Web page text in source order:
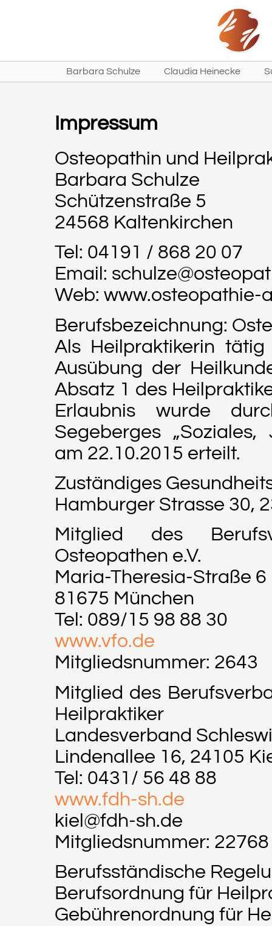
Barbara Schulze Claudia Heinecke
Impressum
Osteopathin und
Barbara Schulze
Schützenstraße 5
24568 Kaltenkirchen
Tel: 04191 / 868 20 07
Email:
Web: www.osteopathie-
Berufsbezeichnung:
Als Heilpraktikerin
Ausübung der
Absatz 1 des
Erlaubnis wurde
Segeberges
am 22.10.2015 erteilt.
Zuständiges
Hamburger Strasse 30,
Mitglied des
Osteopathen e.V.
Maria-Theresia-Straße 6
81675 München
Tel: 089/15 98 88 30
www.vfo.de
Mitgliedsnummer: 2643
Mitglied des
Heilpraktiker
Landesverband
Lindenallee 16, 24105
Tel: 0431/ 56 48 88
www.fdh-sh.de
kiel@fdh-sh.de
Mitgliedsnummer: 22768
Berufsständische
Berufsordnung für
Gebührenordnung für